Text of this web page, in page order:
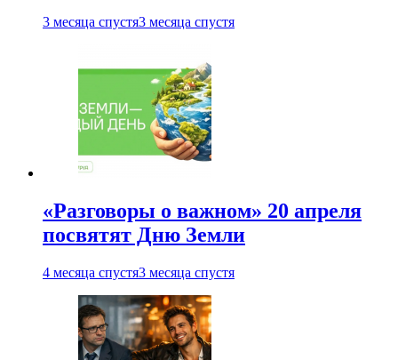
3 месяца спустя3 месяца спустя
«Разговоры о важном» 20 апреля
посвятят Дню Земли
4 месяца спустя3 месяца спустя